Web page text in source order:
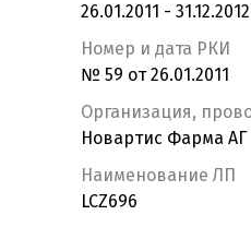
26.01.2011 - 31.12.2012
Номер и дата РКИ
№ 59 от 26.01.2011
Организация,
Новартис Фарма АГ
Наименование ЛП
LCZ696